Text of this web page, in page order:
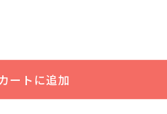
ートに追加